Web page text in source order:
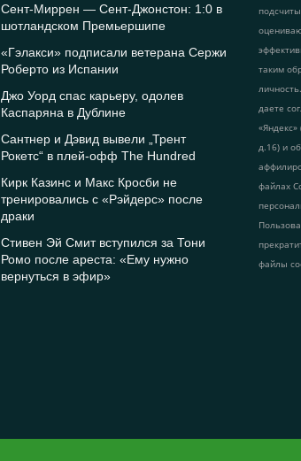
Сент-Миррен — Сент-Джонстон: 1:0 в
шотландском Премьершипе
«Гэлакси» подписали ветерана Сержи
Роберто из Испании
Джо Уорд спас карьеру, одолев
Каспаряна в Дублине
Сантнер и Дэвид вывели „Трент
Рокетс“ в плей-офф The Hundred
Кирк Казинс и Макс Кросби не
тренировались с «Рэйдерс» после
драки
Стивен Эй Смит вступился за Тони
Ромо после ареста: «Ему нужно
вернуться в эфир»
таким
даете
д.16) и
файлах
файлы